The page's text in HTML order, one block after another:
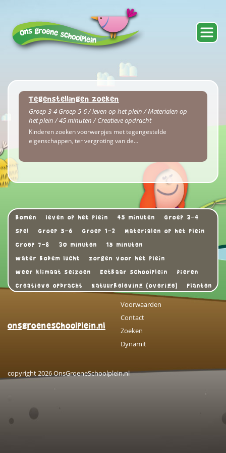
Tegenstellingen zoeken
Groep 3-4 Groep 5-6 / leven op het plein / Materialen op
het plein / 45 minuten / Creatieve opdracht
Kinderen zoeken voorwerpjes met tegengestelde
eigenschappen, ter vergroting van de…
Bomen leven op het plein 45 minuten
Groep 3-4
Spel
Groep 5-6 Groep 1-2
Materialen op het plein
Groep 7-8
30 minuten
15 minuten
water bodem lucht
zorgen voor het plein
weer klimaat seizoen
Eetbaar schoolplein
Dieren
Creatieve opdracht
Natuurbeleving (overige) Planten
onsgroeneschoolplein.nl
Voorwaarden
Contact
Zoeken
Dynamit
copyright 2026 OnsGroeneSchoolplein.nl